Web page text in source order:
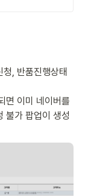
, 반품진행상태
면 이미 네이버를
불가 팝업이 생성